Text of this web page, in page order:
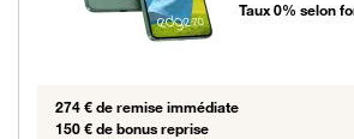
Taux 0% selon
274 € de remise immédiate
150 € de bonus reprise